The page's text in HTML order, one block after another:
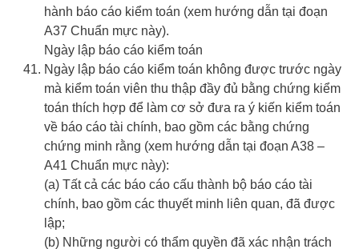
hành báo cáo kiểm toán (xem hướng dẫn tại đoạn
A37 Chuẩn mực này).
Ngày lập báo cáo kiểm toán
Ngày lập báo cáo kiểm toán không được trước ngày
mà kiểm toán viên thu thập đầy đủ bằng chứng kiểm
toán thích hợp để làm cơ sở đưa ra ý kiến kiểm toán
về báo cáo tài chính, bao gồm các bằng chứng
chứng minh rằng (xem hướng dẫn tại đoạn A38 –
A41 Chuẩn mực này):
(a) Tất cả các báo cáo cấu thành bộ báo cáo tài
chính, bao gồm các thuyết minh liên quan, đã được
lập;
(b) Những người có thẩm quyền đã xác nhận trách